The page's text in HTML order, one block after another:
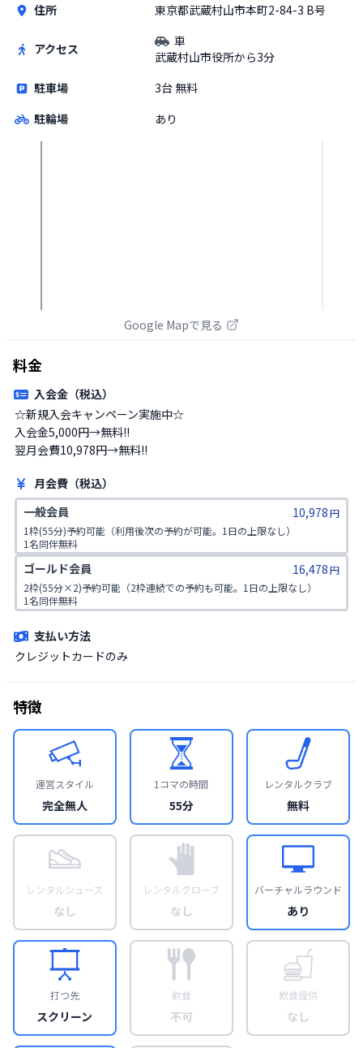
住所 東京都武蔵村山市本町2-84-3 B号
アクセス
車
武蔵村山市役所から3分
駐車場
3台 無料
駐輪場
あり
Google Mapで見る
料金
入会金（税込）
☆新規入会キャンペーン実施中☆
入会金5,000円→無料!!
月会費（税込）
一般会員
10,978円
1枠(55分)予約可能（利用後次の予約が可能。1日の上限なし）
1名同伴無料
ゴールド会員 16,478円
2枠(55分×2)予約可能（2枠連続での予約も可能。1日の上限なし）
1名同伴無料
支払い方法
クレジットカードのみ
特徴
運営スタイル
完全無人
1コマの時間
55分
レンタルクラブ
無料
レンタルシューズ
なし
レンタルグローブ
なし
バーチャルラウンド
あり
打つ先
スクリーン
飲食
不可
飲食提供
なし